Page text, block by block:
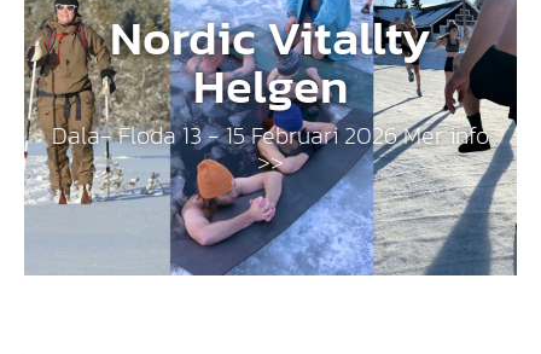
Nordic Vitallty
Helgen
Dala- Floda 13 - 15 Februari 2026 Mer info
>>